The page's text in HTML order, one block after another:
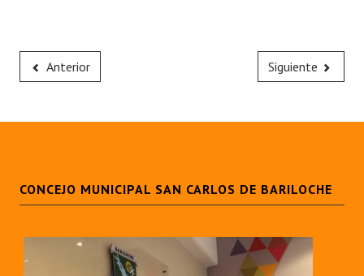
Anterior Siguiente
CONCEJO MUNICIPAL SAN CARLOS DE BARILOCHE